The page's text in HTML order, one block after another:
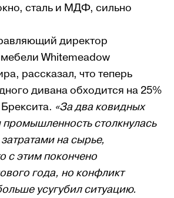
сталь и МДФ, сильно
директор
Whitemeadow
рассказал, что теперь
дивана обходится на 25%
«За два ковидных
столкнулась
на сырье,
с этим покончено
года, но конфликт
усугубил ситуацию.